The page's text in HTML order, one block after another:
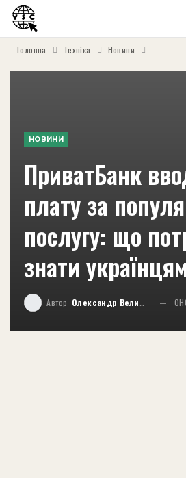
Головна Техніка Новини
НОВИНИ
ПриватБанк
плату за
послугу: що
знати українцям
Автор Олександр Великий